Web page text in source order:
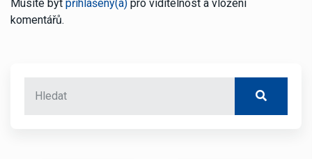
Musíte být přihlášený(á) pro viditelnost a vložení
komentářů.